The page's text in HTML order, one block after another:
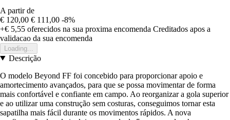
A partir de
€ 120,00 € 111,00 -8%
+€ 5,55 oferecidos na sua proxima encomenda Creditados apos a
validacao da sua encomenda
Loading...
Descrição
O modelo Beyond FF foi concebido para proporcionar apoio e
amortecimento avançados, para que se possa movimentar de forma
mais confortável e confiante em campo. Ao reorganizar a gola superior
e ao utilizar uma construção sem costuras, conseguimos tornar esta
sapatilha mais fácil durante os movimentos rápidos. A nova